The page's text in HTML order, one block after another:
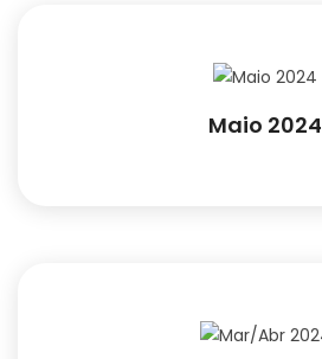
Maio 2024